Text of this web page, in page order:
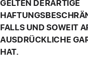
GELTEN DERARTIGE
FALLS UND SOWEIT
AUSDRÜCKLICHE
HAT.